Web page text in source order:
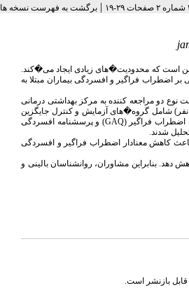
|برگشت به فهرست نسخه ها
است که محدودیت�های زیادی ایجاد می�کند.
اضطراب فراگیر و افسردگی بیماران مبتلا به
نوع دو مراجعه کننده به مرکز بهداشتی درمانی
شهر قرچک در سال 1394 بودند. از میان آنان 30 نفر با روش نمونه گیری تصادفی ساده انتخاب شدند و به طور تصادفی در دو گروه (هر گروه 15 نفر) شامل گروه�های آزمایش و کنترل جایگزین
GAQ) و پرسشنامه افسردگی
کاهش معنادار اضطراب فراگیر و افسردگی
دهد. بنابراین مشاوران، روانشناسان بالینی و
بازنشر است.